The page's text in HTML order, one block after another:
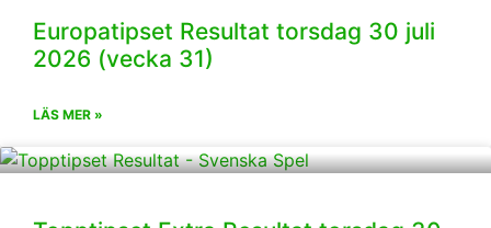
Europatipset Resultat torsdag 30 juli
2026 (vecka 31)
LÄS MER »